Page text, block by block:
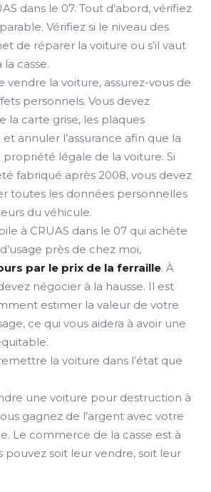
dans le 07. Tout d’abord, vérifiez
Vérifiez si le niveau des
de réparer la voiture ou s’il vaut
casse.
vendre la voiture, assurez-vous de
personnels. Vous devez
la carte grise, les plaques
annuler l’assurance afin que la
propriété légale de la voiture. Si
fabriqué après 2008, vous devez
toutes les données personnelles
du véhicule.
à CRUAS dans le 07 qui achète
près de chez moi,
par le prix de la ferraille. À
négocier à la hausse. Il est
estimer la valeur de votre
ce qui vous aidera à avoir une
la voiture dans l’état que
une voiture pour destruction à
gagnez de l’argent avec votre
Le commerce de la casse est à
pouvez soit leur vendre, soit leur